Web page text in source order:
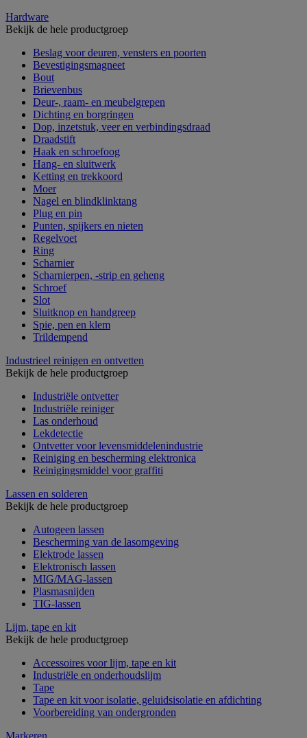
Hardware
Bekijk de hele productgroep
Beslag voor deuren, vensters en poorten
Bevestigingsmagneet
Bout
Brievenbus
Deur-, raam- en meubelgrepen
Dichting en borgringen
Dop, inzetstuk, veer en verbindingsdraad
Draadstift
Haak en schroefoog
Hang- en sluitwerk
Ketting en trekkoord
Moer
Nagel en blindklinktang
Plug en pin
Punten, spijkers en nieten
Regelvoet
Ring
Scharnier
Scharnierpen, -strip en geheng
Schroef
Slot
Sluitknop en handgreep
Spie, pen en klem
Trildempend
Industrieel reinigen en ontvetten
Bekijk de hele productgroep
Industriële ontvetter
Industriële reiniger
Las onderhoud
Lekdetectie
Ontvetter voor levensmiddelenindustrie
Reiniging en bescherming elektronica
Reinigingsmiddel voor graffiti
Lassen en solderen
Bekijk de hele productgroep
Autogeen lassen
Bescherming van de lasomgeving
Elektrode lassen
Elektronisch lassen
MIG/MAG-lassen
Plasmasnijden
TIG-lassen
Lijm, tape en kit
Bekijk de hele productgroep
Accessoires voor lijm, tape en kit
Industriële en onderhoudslijm
Tape
Tape en kit voor isolatie, geluidsisolatie en afdichting
Voorbereiding van ondergronden
Markeren